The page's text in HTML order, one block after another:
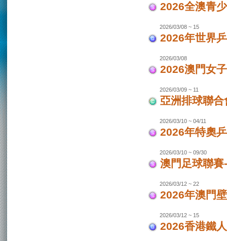
2026全澳青
2026/03/08 ~ 15
2026年世界
2026/03/08
2026澳門女
2026/03/09 ~ 11
亞洲排球聯
2026/03/10 ~ 04/11
2026年特奧
2026/03/10 ~ 09/30
澳門足球聯
2026/03/12 ~ 22
2026年澳門
2026/03/12 ~ 15
2026香港鐵